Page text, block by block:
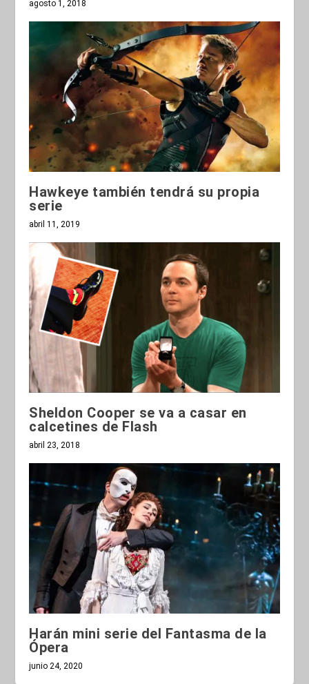
agosto 1, 2018
Hawkeye también tendrá su propia
serie
abril 11, 2019
Sheldon Cooper se va a casar en
calcetines de Flash
abril 23, 2018
Harán mini serie del Fantasma de la
Ópera
junio 24, 2020